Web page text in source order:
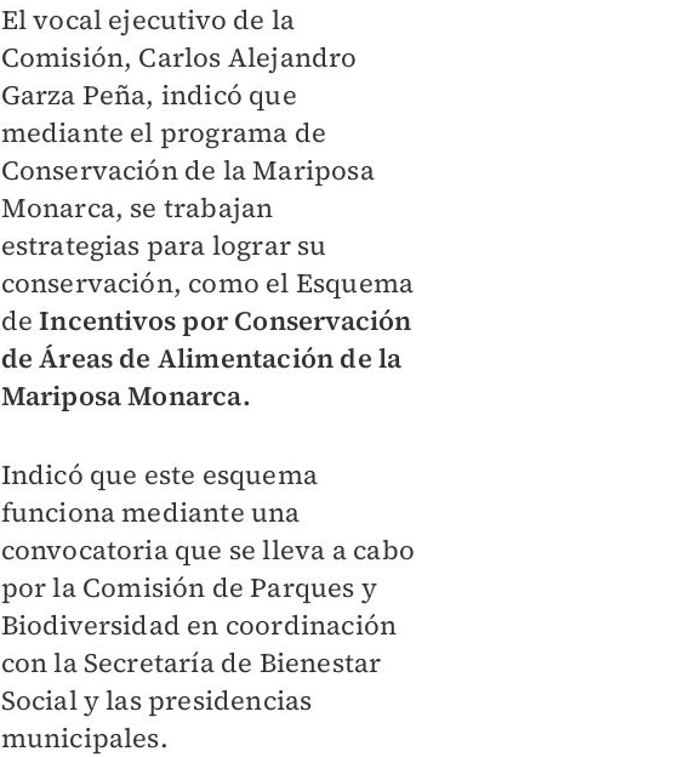
El vocal ejecutivo de la
Comisión, Carlos Alejandro
Garza Peña, indicó que
mediante el programa de
Conservación de la Mariposa
Monarca, se trabajan
estrategias para lograr su
conservación, como el Esquema
deIncentivos por Conservación
de Áreas de Alimentación de la
Mariposa Monarca.
Indicó que este esquema
funciona mediante una
convocatoria que se lleva a cabo
por la Comisión de Parques y
Biodiversidad en coordinación
con la Secretaría de Bienestar
Social y las presidencias
municipales.